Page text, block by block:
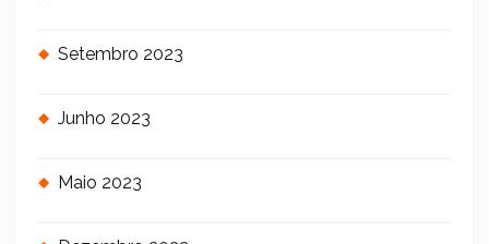
Setembro 2023
Junho 2023
Maio 2023